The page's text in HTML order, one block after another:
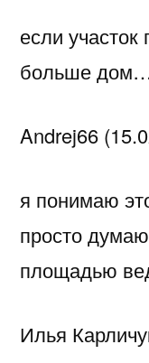
если
больше
Andrej66
я понимаю
просто
площадью
Илья